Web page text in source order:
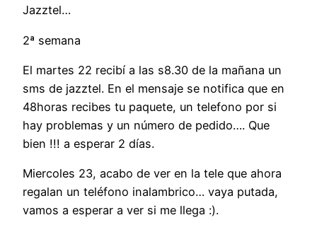
Jazztel…
2ª semana
El martes 22 recibí a las s8.30 de la mañana un
sms de jazztel. En el mensaje se notifica que en
48horas recibes tu paquete, un telefono por si
hay problemas y un número de pedido…. Que
bien !!! a esperar 2 días.
Miercoles 23, acabo de ver en la tele que ahora
regalan un teléfono inalambrico… vaya putada,
vamos a esperar a ver si me llega :).